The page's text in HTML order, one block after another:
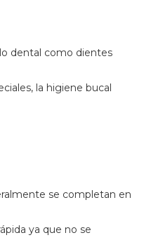
dental como dientes
la higiene bucal
se completan en
ya que no se